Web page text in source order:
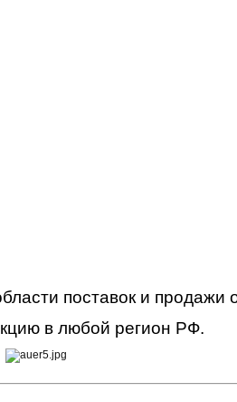
поставок и продажи
в любой регион РФ.